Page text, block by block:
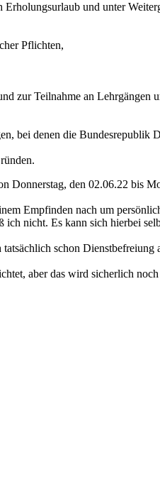
und unter
Pflichten,
zur Teilnahme an Lehrgängen
bei denen die Bundesrepublik
Donnerstag, den 02.06.22 bis
Empfinden nach um
ich nicht. Es kann sich hierbei
schon
aber das wird sicherlich